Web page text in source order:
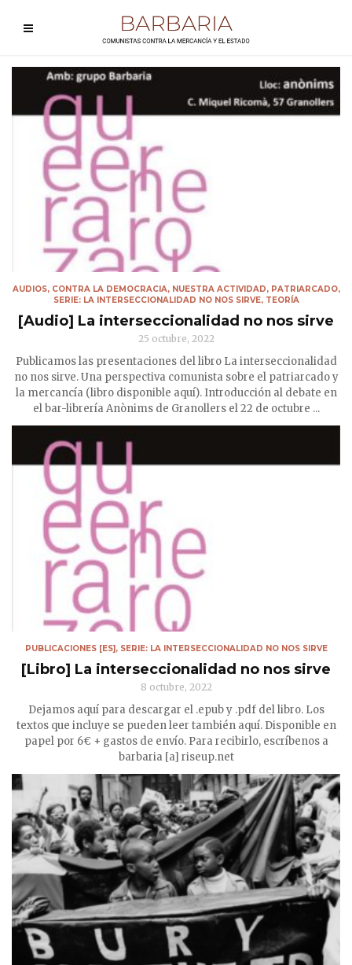
AUDIOS, CONTRA LA DEMOCRACIA, NUESTRA ACTIVIDAD, PATRIARCADO,
SERIE: LA INTERSECCIONALIDAD NO NOS SIRVE, TEORÍA
[Audio] La interseccionalidad no nos sirve
25 octubre, 2022
Publicamos las presentaciones del libro La interseccionalidad
no nos sirve. Una perspectiva comunista sobre el patriarcado y
la mercancía (libro disponible aquí). Introducción al debate en
el bar-librería Anònims de Granollers el 22 de octubre ...
PUBLICACIONES [ES], SERIE: LA INTERSECCIONALIDAD NO NOS SIRVE
[Libro] La interseccionalidad no nos sirve
8 octubre, 2022
Dejamos aquí para descargar el .epub y .pdf del libro. Los
textos que incluye se pueden leer también aquí. Disponible en
papel por 6€ + gastos de envío. Para recibirlo, escríbenos a
barbaria [a] riseup.net